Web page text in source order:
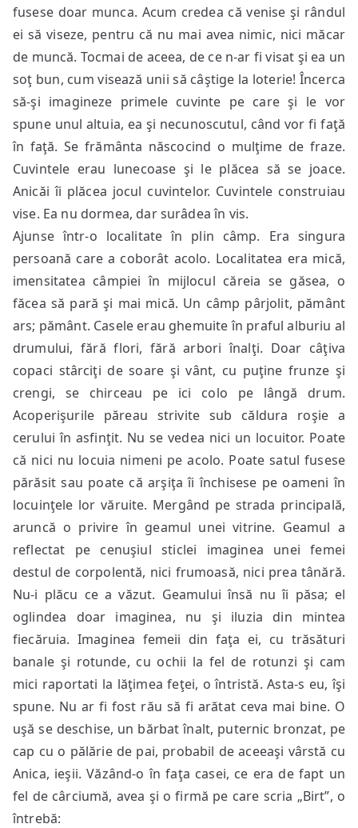
fusese doar munca. Acum credea că venise şi rândul
ei să viseze, pentru că nu mai avea nimic, nici măcar
de muncă. Tocmai de aceea, de ce n-ar fi visat şi ea un
soţ bun, cum visează unii să câştige la loterie! Încerca
să-şi imagineze primele cuvinte pe care şi le vor
spune unul altuia, ea şi necunoscutul, când vor fi faţă
în faţă. Se frământa născocind o mulţime de fraze.
Cuvintele erau lunecoase şi le plăcea să se joace.
Anicăi îi plăcea jocul cuvintelor. Cuvintele construiau
vise. Ea nu dormea, dar surâdea în vis.
Ajunse într-o localitate în plin câmp. Era singura
persoană care a coborât acolo. Localitatea era mică,
imensitatea câmpiei în mijlocul căreia se găsea, o
făcea să pară şi mai mică. Un câmp pârjolit, pământ
ars; pământ. Casele erau ghemuite în praful alburiu al
drumului, fără flori, fără arbori înalţi. Doar câţiva
copaci stârciţi de soare şi vânt, cu puţine frunze şi
crengi, se chirceau pe ici colo pe lângă drum.
Acoperişurile păreau strivite sub căldura roşie a
cerului în asfinţit. Nu se vedea nici un locuitor. Poate
că nici nu locuia nimeni pe acolo. Poate satul fusese
părăsit sau poate că arşiţa îi închisese pe oameni în
locuinţele lor văruite. Mergând pe strada principală,
aruncă o privire în geamul unei vitrine. Geamul a
reflectat pe cenuşiul sticlei imaginea unei femei
destul de corpolentă, nici frumoasă, nici prea tânără.
Nu-i plăcu ce a văzut. Geamului însă nu îi păsa; el
oglindea doar imaginea, nu şi iluzia din mintea
fiecăruia. Imaginea femeii din faţa ei, cu trăsături
banale şi rotunde, cu ochii la fel de rotunzi şi cam
mici raportati la lăţimea feţei, o întristă. Asta-s eu, îşi
spune. Nu ar fi fost rău să fi arătat ceva mai bine. O
uşă se deschise, un bărbat înalt, puternic bronzat, pe
cap cu o pălărie de pai, probabil de aceeaşi vârstă cu
Anica, ieşii. Văzând-o în faţa casei, ce era de fapt un
fel de cârciumă, avea şi o firmă pe care scria „Birt”, o
întrebă: